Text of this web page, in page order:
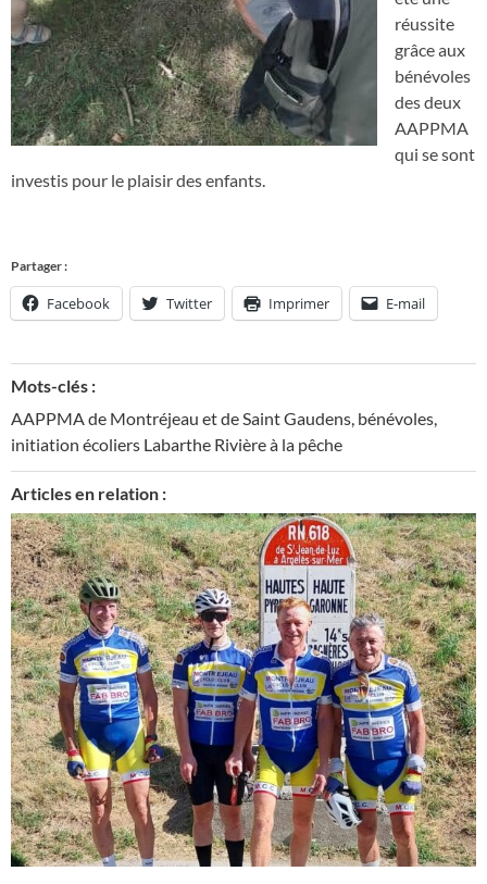
réussite
grâce aux
bénévoles
des deux
AAPPMA
qui se sont
investis pour le plaisir des enfants.
Partager :
Facebook Twitter Imprimer E-mail
Mots-clés :
AAPPMA de Montréjeau et de Saint Gaudens, bénévoles,
initiation écoliers Labarthe Rivière à la pêche
Articles en relation :